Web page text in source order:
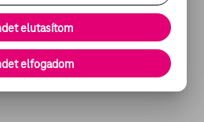
elutasítom
elfogadom